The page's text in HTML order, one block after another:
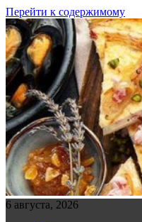
Перейти к содержимому
6 августа, 2026